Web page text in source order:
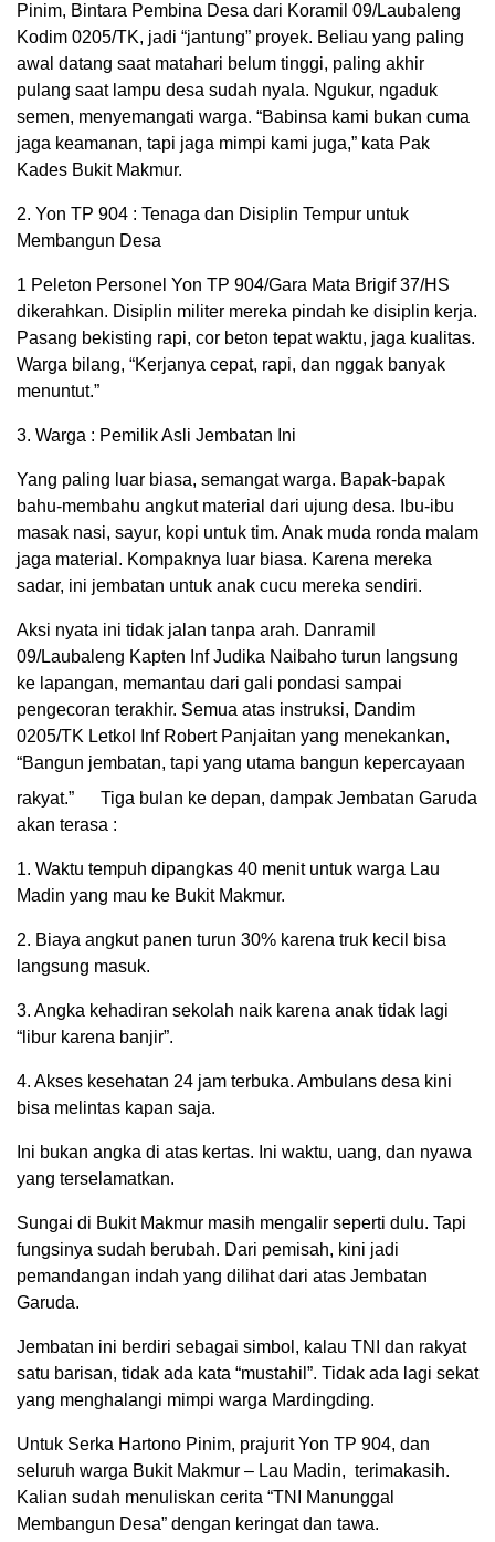
Pinim, Bintara Pembina Desa dari Koramil 09/Laubaleng
Kodim 0205/TK, jadi “jantung” proyek. Beliau yang paling
awal datang saat matahari belum tinggi, paling akhir
pulang saat lampu desa sudah nyala. Ngukur, ngaduk
semen, menyemangati warga. “Babinsa kami bukan cuma
jaga keamanan, tapi jaga mimpi kami juga,” kata Pak
Kades Bukit Makmur.
2. Yon TP 904 : Tenaga dan Disiplin Tempur untuk
Membangun Desa
1 Peleton Personel Yon TP 904/Gara Mata Brigif 37/HS
dikerahkan. Disiplin militer mereka pindah ke disiplin kerja.
Pasang bekisting rapi, cor beton tepat waktu, jaga kualitas.
Warga bilang, “Kerjanya cepat, rapi, dan nggak banyak
menuntut.”
3. Warga : Pemilik Asli Jembatan Ini
Yang paling luar biasa, semangat warga. Bapak-bapak
bahu-membahu angkut material dari ujung desa. Ibu-ibu
masak nasi, sayur, kopi untuk tim. Anak muda ronda malam
jaga material. Kompaknya luar biasa. Karena mereka
sadar, ini jembatan untuk anak cucu mereka sendiri.
Aksi nyata ini tidak jalan tanpa arah. Danramil
09/Laubaleng Kapten Inf Judika Naibaho turun langsung
ke lapangan, memantau dari gali pondasi sampai
pengecoran terakhir. Semua atas instruksi, Dandim
0205/TK Letkol Inf Robert Panjaitan yang menekankan,
“Bangun jembatan, tapi yang utama bangun kepercayaan
rakyat.”
Tiga bulan ke depan, dampak Jembatan Garuda
akan terasa :
1. Waktu tempuh dipangkas 40 menit untuk warga Lau
Madin yang mau ke Bukit Makmur.
2. Biaya angkut panen turun 30% karena truk kecil bisa
langsung masuk.
3. Angka kehadiran sekolah naik karena anak tidak lagi
“libur karena banjir”.
4. Akses kesehatan 24 jam terbuka. Ambulans desa kini
bisa melintas kapan saja.
Ini bukan angka di atas kertas. Ini waktu, uang, dan nyawa
yang terselamatkan.
Sungai di Bukit Makmur masih mengalir seperti dulu. Tapi
fungsinya sudah berubah. Dari pemisah, kini jadi
pemandangan indah yang dilihat dari atas Jembatan
Garuda.
Jembatan ini berdiri sebagai simbol, kalau TNI dan rakyat
satu barisan, tidak ada kata “mustahil”. Tidak ada lagi sekat
yang menghalangi mimpi warga Mardingding.
Untuk Serka Hartono Pinim, prajurit Yon TP 904, dan
seluruh warga Bukit Makmur – Lau Madin, terimakasih.
Kalian sudah menuliskan cerita “TNI Manunggal
Membangun Desa” dengan keringat dan tawa.